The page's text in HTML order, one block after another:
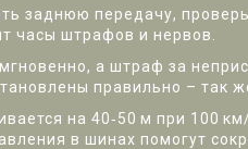
заднюю передачу,
часы штрафов и нервов.
а штраф за
правильно – так
на 40‑50 м при 100
в шинах помогут